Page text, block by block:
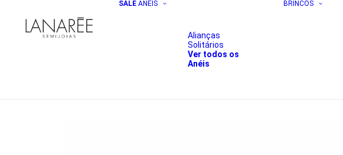
SALE ANÉIS
Alianças
Solitários
Ver todos os
Anéis
BRINCOS